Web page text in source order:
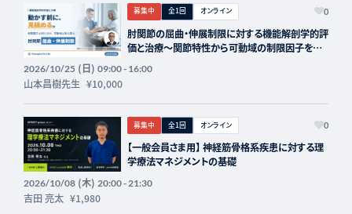
募集中 全1回 オンライン 0
肘関節の屈曲・伸展制限に対する機能解剖学的評
価と治療～関節特性から可動域の制限因子を見
フォーライフ】
2026/10/25(日) 09:00 - 16:00
山本昌樹先生 ¥10,000
募集中 全1回 オンライン 0
【一般会員さま用】 神経筋骨格系疾患に対する理
学療法マネジメントの基礎
2026/10/08(木) 20:00 - 21:30
吉田 亮太 ¥1,980